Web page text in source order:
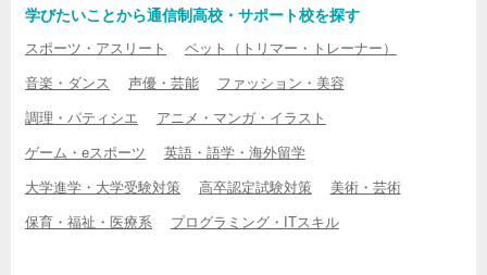
学びたいことから通信制高校・サポート校を探す
スポーツ・アスリート ペット（トリマー・トレーナー）
音楽・ダンス 声優・芸能 ファッション・美容
調理・パティシエ アニメ・マンガ・イラスト
ゲーム・eスポーツ 英語・語学・海外留学
大学進学・大学受験対策 高卒認定試験対策 美術・芸術
保育・福祉・医療系 プログラミング・ITスキル